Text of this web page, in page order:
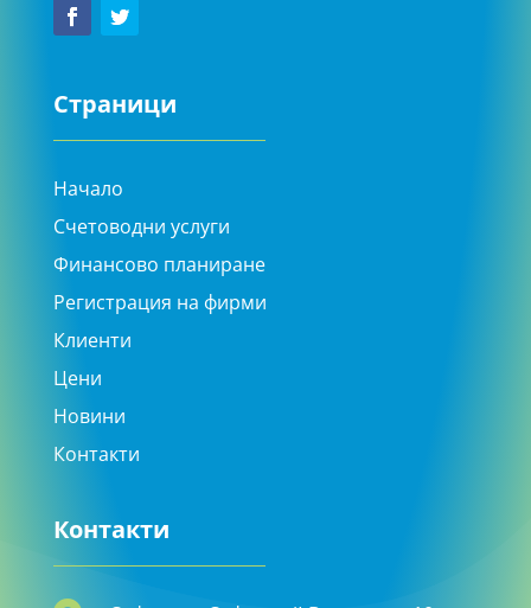
Страници
Начало
Счетоводни услуги
Финансово планиране
Регистрация на фирми
Клиенти
Цени
Новини
Контакти
Контакти